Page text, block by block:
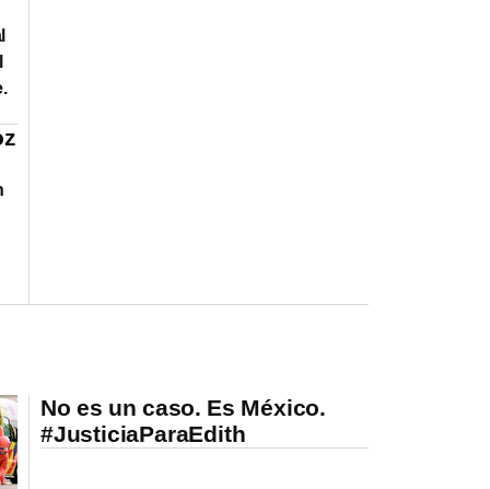
No es un caso. Es México.
#JusticiaParaEdith